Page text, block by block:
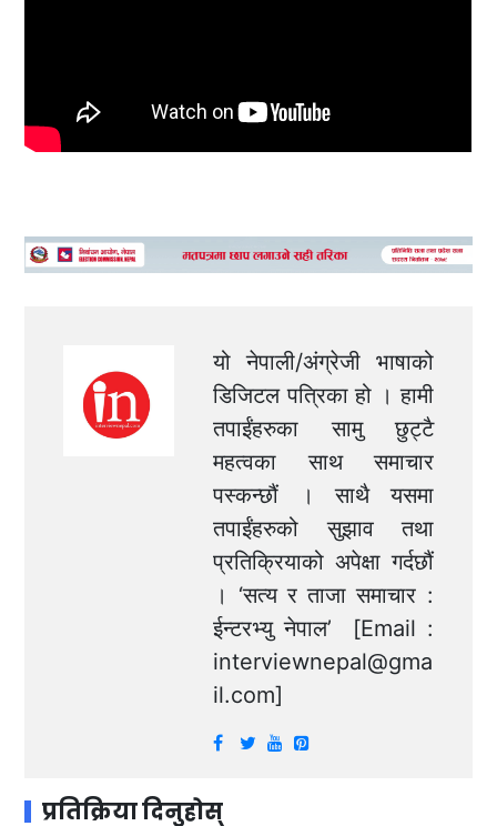
यो नेपाली/अंग्रेजी भाषाको
डिजिटल पत्रिका हो । हामी
तपाईंहरुका सामु छुट्टै
महत्वका साथ समाचार
पस्कन्छौं । साथै यसमा
तपाईंहरुको सुझाव तथा
प्रतिक्रियाको अपेक्षा गर्दछौं
। ‘सत्य र ताजा समाचार :
ईन्टरभ्यु नेपाल’ [Email :
interviewnepal@gma
il.com]
प्रतिक्रिया दिनुहोस्